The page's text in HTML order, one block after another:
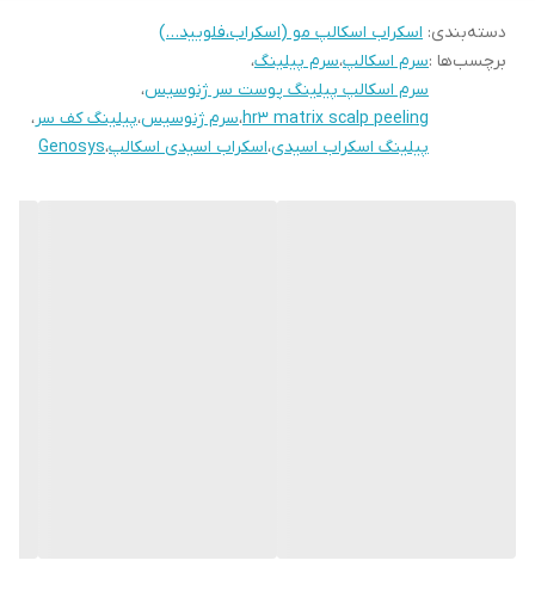
دسته‌بندی: اسکراب اسکالپ مو (اسکراب،فلویید…)
برچسب‌ها :سرم اسکالپ،سرم پیلینگ،
سرم اسکالپ پیلینگ پوست سر ژنوسیس،
hr3 matrix scalp peeling،سرم ژنوسیس،پیلینگ کف سر،
پیلینگ اسکراب اسیدی،اسکراب اسیدی اسکالپ،Genosys